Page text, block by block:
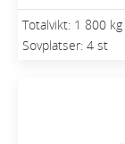
Totalvikt: 1 800 kg
Sovplatser: 4 st